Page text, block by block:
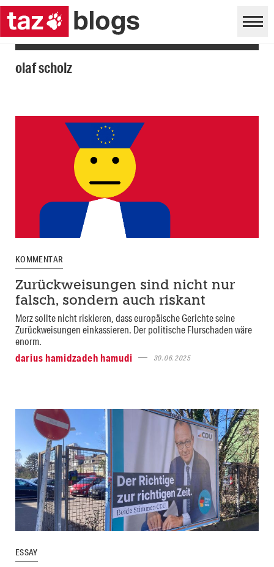
olaf scholz
KOMMENTAR
Zurückweisungen sind nicht nur
falsch, sondern auch riskant
Merz sollte nicht riskieren, dass europäische Gerichte seine
Zurückweisungen einkassieren. Der politische Flurschaden wäre
enorm.
darius hamidzadeh hamudi
30.06.2025
ESSAY